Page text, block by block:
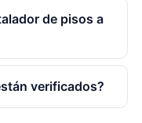
de pisos a
verificados?